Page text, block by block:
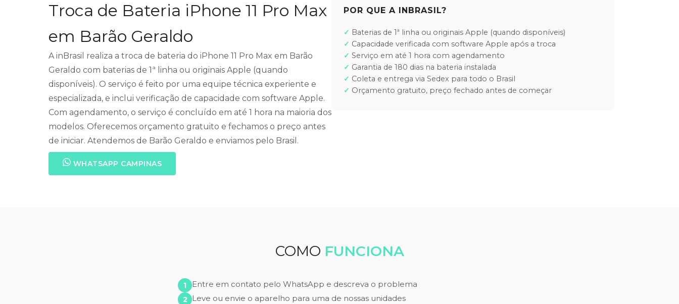
Troca de Bateria iPhone 11 Pro Max
em Barão Geraldo
A inBrasil realiza a troca de bateria do iPhone 11 Pro Max em Barão
Geraldo com baterias de 1ª linha ou originais Apple (quando
disponíveis). O serviço é feito por uma equipe técnica experiente e
especializada, e inclui verificação de capacidade com software Apple.
Com agendamento, o serviço é concluído em até 1 hora na maioria dos
modelos. Oferecemos orçamento gratuito e fechamos o preço antes
de iniciar. Atendemos de Barão Geraldo e enviamos pelo Brasil.
WHATSAPP CAMPINAS
POR QUE A INBRASIL?
Baterias de 1ª linha ou originais Apple (quando disponíveis)
Capacidade verificada com software Apple após a troca
Serviço em até 1 hora com agendamento
Garantia de 180 dias na bateria instalada
Coleta e entrega via Sedex para todo o Brasil
Orçamento gratuito, preço fechado antes de começar
COMO FUNCIONA
Entre em contato pelo WhatsApp e descreva o problema
Leve ou envie o aparelho para uma de nossas unidades